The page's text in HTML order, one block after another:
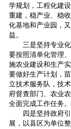
学规划，工程化建
重建，稳产业、稳
化基地和产业园，
益。
三是坚持专业化
要按照清单化管理
施农业建设和生产
要做好生产计划，
立技术服务队，技
府督查部门、农业
全面完成工作任务。
四是坚持政府引
展，以县区为单位